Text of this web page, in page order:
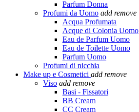
Parfum Donna
Profumi da Uomo add remove
Acqua Profumata
Acque di Colonia Uomo
Eau de Parfum Uomo
Eau de Toilette Uomo
Parfum Uomo
Profumi di nicchia
Make up e Cosmetici add remove
Viso add remove
Basi - Fissatori
BB Cream
CC Cream